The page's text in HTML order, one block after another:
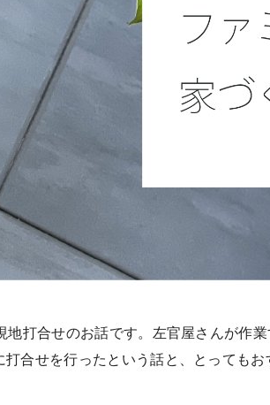
打合せのお話です。左官屋さんが作
合せを行ったという話と、とっても